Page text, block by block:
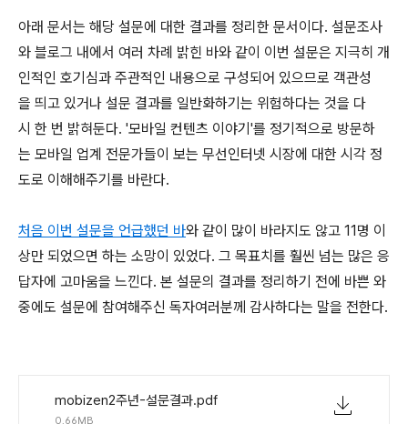
아래 문서는 해당 설문에 대한 결과를 정리한 문서이다. 설문조사
와 블로그 내에서 여러 차례 밝힌 바와 같이 이번 설문은 지극히 개
인적인 호기심과 주관적인 내용으로 구성되어 있으므로 객관성
을 띄고 있거나 설문 결과를 일반화하기는 위험하다는 것을 다
시 한 번 밝혀둔다. '모바일 컨텐츠 이야기'를 정기적으로 방문하
는 모바일 업계 전문가들이 보는 무선인터넷 시장에 대한 시각 정
도로 이해해주기를 바란다.
처음 이번 설문을 언급했던 바와 같이 많이 바라지도 않고 11명 이
상만 되었으면 하는 소망이 있었다. 그 목표치를 훨씬 넘는 많은 응
답자에 고마움을 느낀다. 본 설문의 결과를 정리하기 전에 바쁜 와
중에도 설문에 참여해주신 독자여러분께 감사하다는 말을 전한다.
mobizen2주년-설문결과.pdf
0.66MB